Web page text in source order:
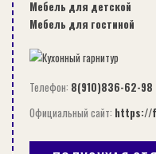
советы.
тем более
приобретать
гарантия, что в
Мебель для детской
Мебель для гостиной
Телефон: 8(910)836-62-98
Официальный сайт: https://